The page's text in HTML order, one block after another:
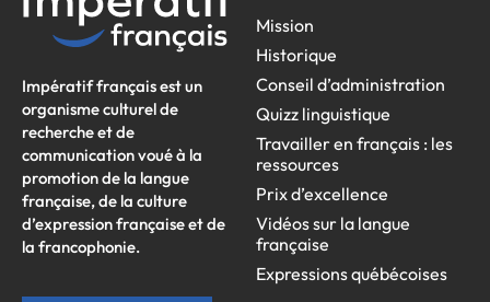
Impératif français est un
organisme culturel de
recherche et de
communication voué à la
promotion de la langue
française, de la culture
d’expression française et de
la francophonie.
Mission
Historique
Conseil d’administration
Quizz linguistique
Travailler en français : les
ressources
Prix d’excellence
Vidéos sur la langue
française
Expressions québécoises